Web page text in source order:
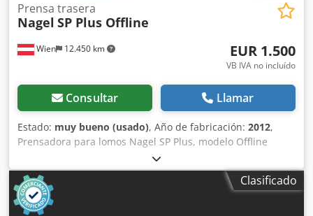
Wien 12.450 km
Prensa trasera
Nagel SP Plus Offline
EUR 1.500
VB IVA no incluído
Consultar Llamar
Estado: muy bueno (usado), Año de fabricación: 2012,
Prensadora para lomos Nagel SP Plus, modelo Offline
Alimentación manual de folletos para el conformado de
lomos rectangulares Cjdpozmyynsfx Ah Hjrf Cilindro
simple o doble Bandeja de salida o extracción desde arriba
Volante para el ajuste del grosor Incluye estructura de
Clasificado